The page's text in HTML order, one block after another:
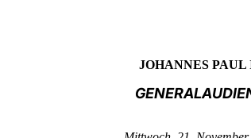
JOHANNES PAUL